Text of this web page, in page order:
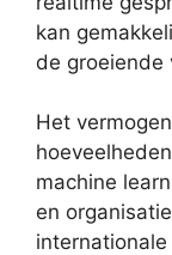
kan
de groeiende
Het
machine
en